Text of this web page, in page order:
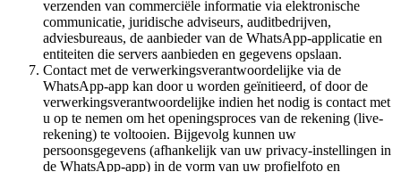
verzenden van commerciële informatie via elektronische
communicatie, juridische adviseurs, auditbedrijven,
adviesbureaus, de aanbieder van de WhatsApp-applicatie en
entiteiten die servers aanbieden en gegevens opslaan.
Contact met de verwerkingsverantwoordelijke via de
WhatsApp-app kan door u worden geïnitieerd, of door de
verwerkingsverantwoordelijke indien het nodig is contact met
u op te nemen om het openingsproces van de rekening (live-
rekening) te voltooien. Bijgevolg kunnen uw
persoonsgegevens (afhankelijk van uw privacy-instellingen in
de WhatsApp-app) in de vorm van uw profielfoto en